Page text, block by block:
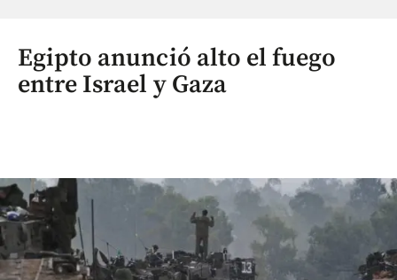
Egipto anunció alto el fuego
entre Israel y Gaza